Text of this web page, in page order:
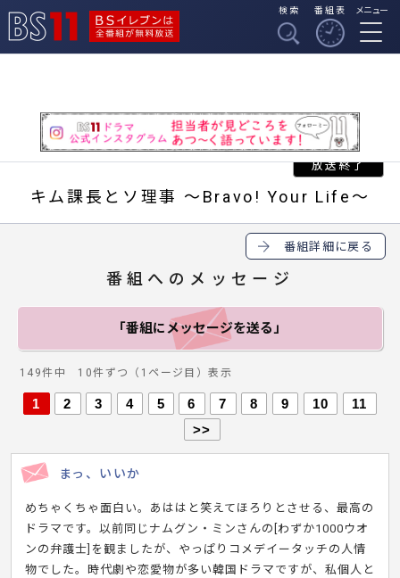
BSイレブンは全番組
検索 番組表 メニュー
キム課長とソ理事 ～Bravo! Your Life～
番組詳細に戻る
番組へのメッセージ
「番組にメッセージを送る」
149件中 10件ずつ（1ページ目）表示
1 2 3 4 5 6 7 8 9 10
11
>>
まっ、いいか
めちゃくちゃ面白い。あははと笑えてほろりとさせる、最高の
ドラマです。以前同じナムグン・ミンさんの[わずか1000ウオ
ンの弁護士]を観ましたが、やっぱりコメデイータッチの人情
物でした。時代劇や恋愛物が多い韓国ドラマですが、私個人と